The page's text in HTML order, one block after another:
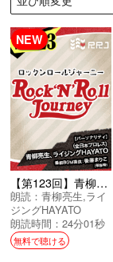
NEW
【第123回】青柳亮生とライジングHAYATOのRock’N’Roll Journey
朗読：青柳亮生,ライ
ジングHAYATO
朗読時間：24分01秒
無料で聴ける